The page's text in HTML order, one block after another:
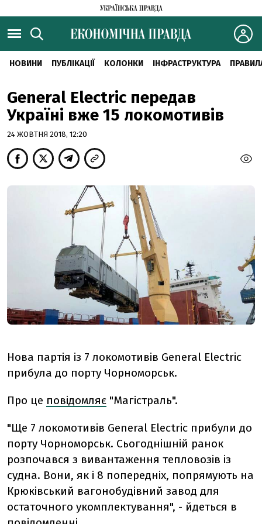
НОВИНИ ПУБЛІКАЦІЇ КОЛОНКИ ІНФРАСТРУКТУРА
General Electriс передав
Україні вже 15 локомотивів
24 ЖОВТНЯ 2018, 12:20
Нова партія із 7 локомотивів General Electric
прибула до порту Чорноморськ.
Про це повідомляє "Магістраль".
"Ще 7 локомотивів General Electriс прибули до
порту Чорноморськ. Сьогоднішній ранок
розпочався з вивантаження тепловозів із
судна. Вони, як і 8 попередніх, попрямують на
Крюківський вагонобудівний завод для
остаточного укомплектування", - йдеться в